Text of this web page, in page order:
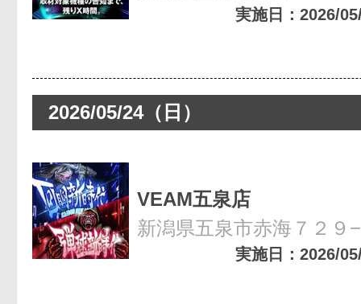
実施日：2026/
2026/05/24（日）
VEAM五泉店
新潟県五泉市赤海７２９
実施日：2026/